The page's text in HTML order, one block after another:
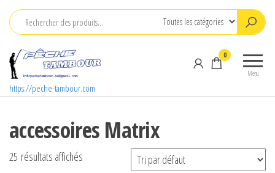
Aller
https://peche-tambour.com
Menu
0
accessoires Matrix
25 résultats affichés